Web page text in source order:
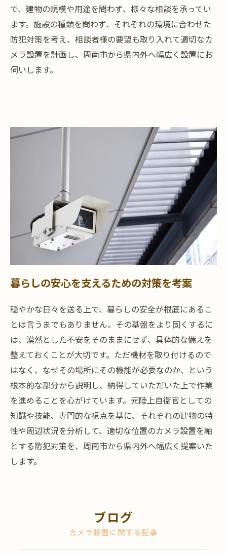
で、建物の規模や用途を問わず、様々な相談を承ってい
ます。施設の種類を問わず、それぞれの環境に合わせた
防犯対策を考え、相談者様の要望も取り入れて適切なカ
メラ設置を計画し、周南市から県内外へ幅広く設置にお
伺いします。
暮らしの安心を支えるための対策を考案
穏やかな日々を送る上で、暮らしの安全が根底にあるこ
とは言うまでもありません。その基盤をより固くするに
は、漠然とした不安をそのままにせず、具体的な備えを
整えておくことが大切です。ただ機材を取り付けるので
はなく、なぜその場所にその機能が必要なのか、という
根本的な部分から説明し、納得していただいた上で作業
を進めることを心がけています。元陸上自衛官としての
知識や技能、専門的な視点を基に、それぞれの建物の特
性や周辺状況を分析して、適切な位置のカメラ設置を軸
とする防犯対策を、周南市から県内外へ幅広く提案いた
します。
ブログ
カメラ設置に関する記事